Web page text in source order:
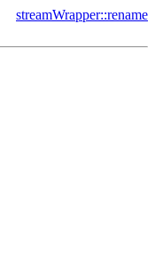
streamWrapper::rename